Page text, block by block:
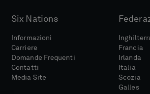
Six Nations
Informazioni
Carriere
Domande Frequenti
Contatti
Media Site
Francia
Irlanda
Italia
Scozia
Galles